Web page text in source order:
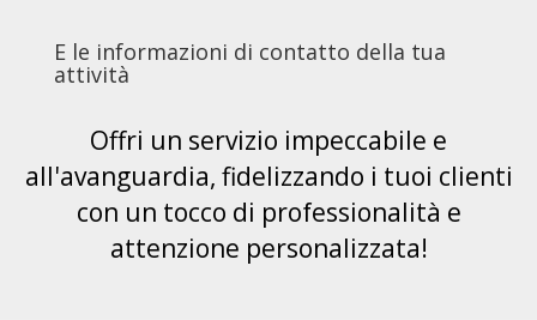
E le informazioni di contatto della tua
attività
Offri un servizio impeccabile e
all'avanguardia, fidelizzando i tuoi clienti
con un tocco di professionalità e
attenzione personalizzata!